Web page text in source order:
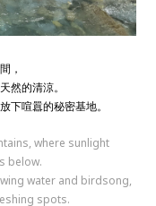
，
然的清涼。
下喧囂的秘密基地。
where sunlight
below.
water and birdsong,
spots.